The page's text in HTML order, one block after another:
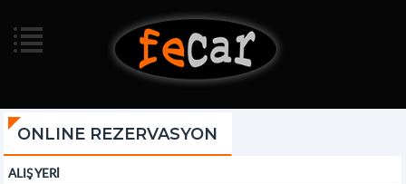
ONLINE REZERVASYON
ALIŞ YERİ